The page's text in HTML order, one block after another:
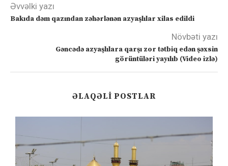
Əvvəlki yazı
Bakıda dəm qazından zəhərlənən azyaşlılar xilas edildi
Növbəti yazı
Gəncədə azyaşlılara qarşı zor tətbiq edən şəxsin
görüntüləri yayılıb (Video izlə)
ƏLAQƏLI POSTLAR